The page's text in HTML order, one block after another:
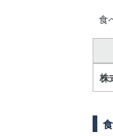
食
株